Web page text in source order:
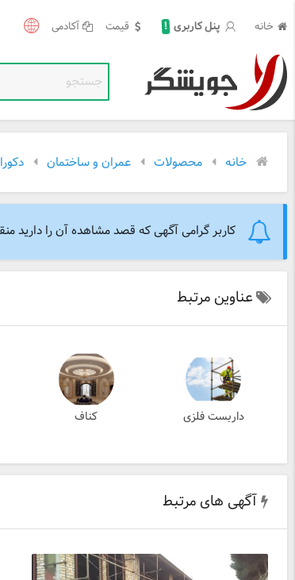
خانه پنل کاربری ! قیمت آکادمی
خانه محصولات عمران و ساختمان
کاربر گرامی آگهی که قصد مشاهده آن را دارید
عناوین مرتبط
داربست فلزی کناف
آگهی های مرتبط